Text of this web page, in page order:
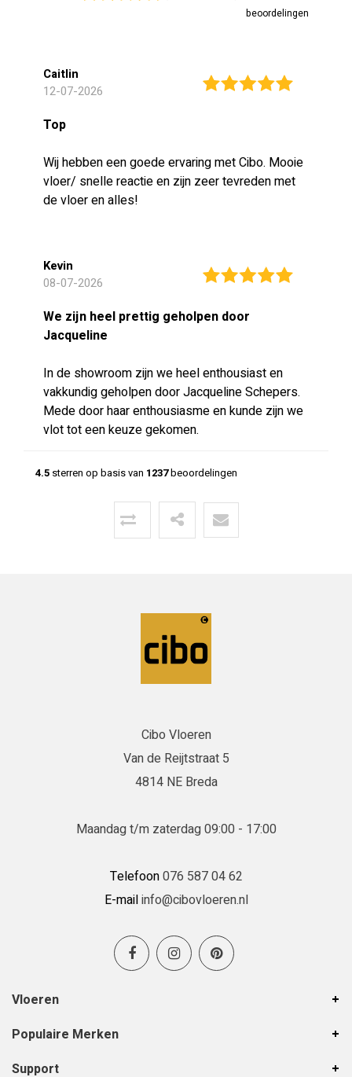
beoordelingen
Caitlin
12-07-2026
Top
Wij hebben een goede ervaring met Cibo. Mooie
vloer/ snelle reactie en zijn zeer tevreden met
de vloer en alles!
Kevin
08-07-2026
We zijn heel prettig geholpen door
Jacqueline
In de showroom zijn we heel enthousiast en
vakkundig geholpen door Jacqueline Schepers.
Mede door haar enthousiasme en kunde zijn we
vlot tot een keuze gekomen.
afleveren van de vloer en het terugbrengen van
overgebleven pakken. Een deskundige partij
waar klanttevredenheid hoog in het vaadel staat,
vloer, en de vloerenlegger was zeer deskundig
en heeft de vloer boven en beneden netjes
Hele goede service en ze denken met je
mee!
4.5 sterren op basis van 1237beoordelingen
Cibo Vloeren
Van de Reijtstraat 5
4814 NE Breda
Maandag t/m zaterdag 09:00 - 17:00
Telefoon076 587 04 62
E-mailinfo@cibovloeren.nl
Vloeren
Populaire Merken
Support